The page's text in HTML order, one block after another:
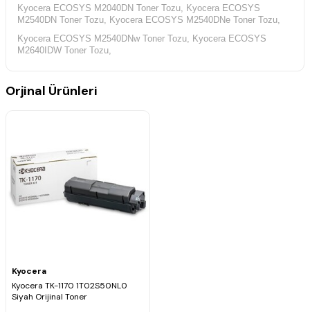
Kyocera ECOSYS M2040DN Toner Tozu, Kyocera ECOSYS
M2540DN Toner Tozu, Kyocera ECOSYS M2540DNe Toner Tozu,
Kyocera ECOSYS M2540DNw Toner Tozu, Kyocera ECOSYS
M2640IDW Toner Tozu,
Orjinal Ürünleri
Kyocera
Kyocera TK-1170 1T02S50NL0
Siyah Orijinal Toner